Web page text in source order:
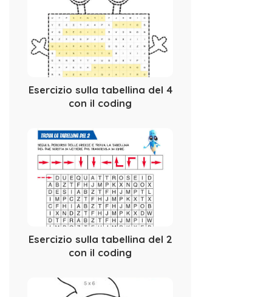
Esercizio sulla tabellina del 4
con il coding
Esercizio sulla tabellina del 2
con il coding